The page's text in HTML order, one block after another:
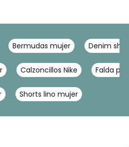
Bermudas mujer Denim
Calzoncillos Nike Falda
Shorts lino mujer